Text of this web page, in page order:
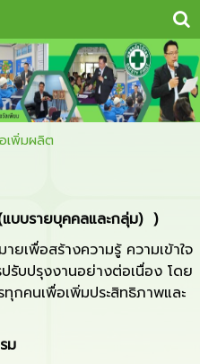
เพิ่มผลิต
บบรายบุคคลและกลุ่ม) )
ยเพื่อสร้างความรู้ ความเข้าใจ
รับปรุงงานอย่างต่อเนื่อง โดย
กคนเพื่อเพิ่มประสิทธิภาพและ
ม